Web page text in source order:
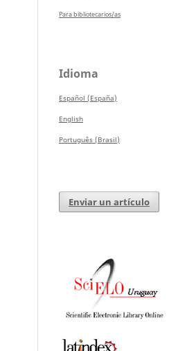
Para bibliotecarios/as
Idioma
Español (España)
English
Português (Brasil)
Enviar un artículo